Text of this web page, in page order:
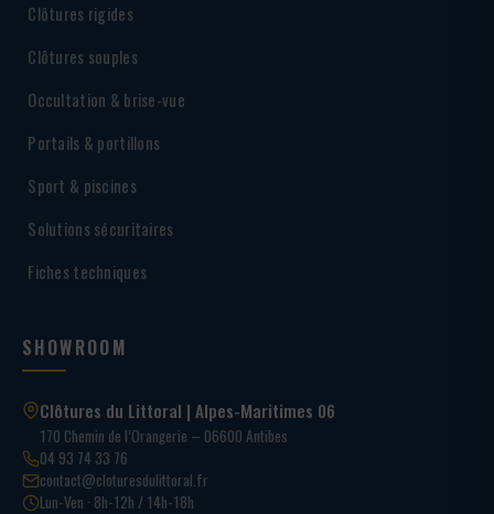
Clôtures rigides
Clôtures souples
Occultation & brise-vue
Portails & portillons
Sport & piscines
Solutions sécuritaires
Fiches techniques
SHOWROOM
Clôtures du Littoral | Alpes-Maritimes 06
170 Chemin de l’Orangerie – 06600 Antibes
04 93 74 33 76
contact@cloturesdulittoral.fr
Lun-Ven · 8h-12h / 14h-18h